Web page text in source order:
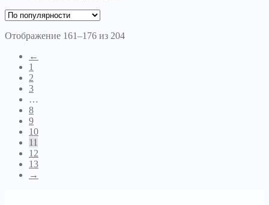
Отображение 161–176 из 204
←
1
2
3
…
8
9
10
11
12
13
→